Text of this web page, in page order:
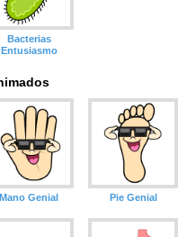
Bacterias
Entusiasmo
Mano Genial Pie Genial